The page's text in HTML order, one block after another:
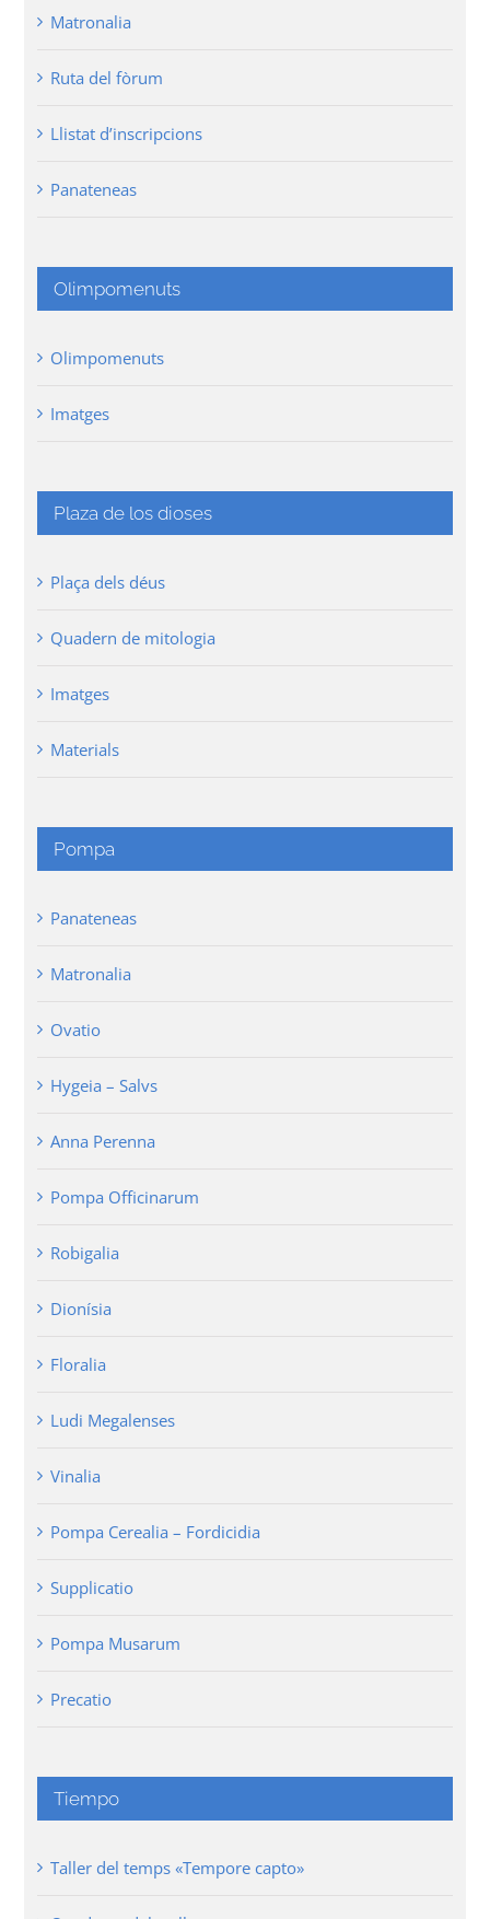
Matronalia
Ruta del fòrum
Llistat d’inscripcions
Panateneas
Olimpomenuts
Olimpomenuts
Imatges
Plaza de los dioses
Plaça dels déus
Quadern de mitologia
Imatges
Materials
Pompa
Panateneas
Matronalia
Ovatio
Hygeia – Salvs
Anna Perenna
Pompa Officinarum
Robigalia
Dionísia
Floralia
Ludi Megalenses
Vinalia
Pompa Cerealia – Fordicidia
Supplicatio
Pompa Musarum
Precatio
Tiempo
Taller del temps «Tempore capto»